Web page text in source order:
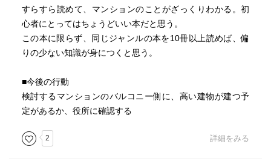
すらすら読めて、マンションのことがざっくりわかる。初
心者にとってはちょうどいい本だと思う。
この本に限らず、同じジャンルの本を10冊以上読めば、偏
りの少ない知識が身につくと思う。
■今後の行動
検討するマンションのバルコニー側に、高い建物が建つ予
定があるか、役所に確認する
2 詳細をみる